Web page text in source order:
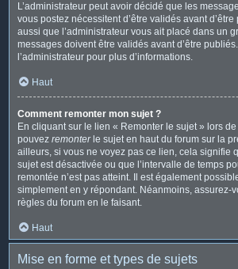
L’administrateur peut avoir décidé que les
vous postez nécessitent d’être validés avant
aussi que l’administrateur vous ait placé dans un
messages doivent être validés avant d’être
l’administrateur pour plus d’informations.
Haut
Comment remonter mon sujet ?
En cliquant sur le lien « Remonter le sujet » lors
pouvez remonterle sujet en haut du forum sur la
ailleurs, si vous ne voyez pas ce lien, cela signifie
sujet est désactivée ou que l’intervalle de temps
remontée n’est pas atteint. Il est également
simplement en y répondant. Néanmoins, assurez-
règles du forum en le faisant.
Haut
Mise en forme et types de sujets